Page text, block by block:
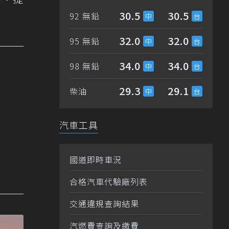
92 無鉛 30.5 30.5
95 無鉛 32.0 32.0
98 無鉛 34.0 34.0
柴油 29.3 29.1
汽車工具
國道即時車況
合格汽車代驗廠列表
交通違規查詢結果
汽燃費查詢及繳費